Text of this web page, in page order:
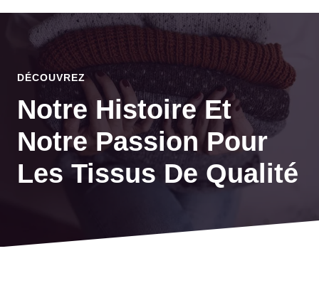
DÉCOUVREZ
Notre Histoire Et
Notre Passion Pour
Les Tissus De Qualité